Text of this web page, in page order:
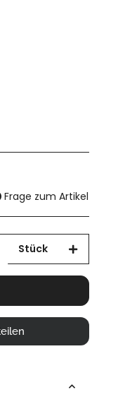
Frage zum Artikel
Stück